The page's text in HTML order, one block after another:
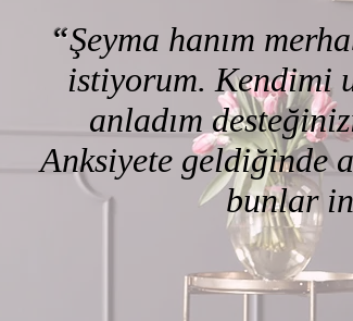
“Şeyma hanım
istiyorum. Kendimi
anladım
Anksiyete geldiğinde
bunlar